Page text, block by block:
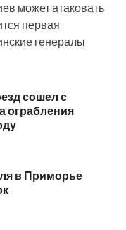
может атаковать
первая
генералы
сошел с
ограбления
в Приморье